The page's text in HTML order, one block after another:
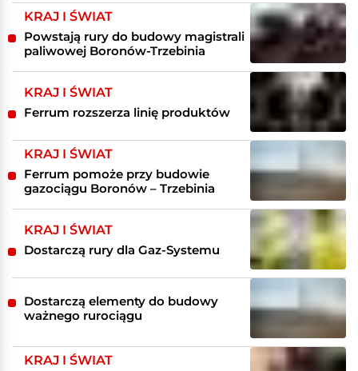
KRAJ I ŚWIAT
Powstają rury do budowy magistrali
paliwowej Boronów-Trzebinia
KRAJ I ŚWIAT
Ferrum rozszerza linię produktów
KRAJ I ŚWIAT
Ferrum pomoże przy budowie
gazociągu Boronów – Trzebinia
KRAJ I ŚWIAT
Dostarczą rury dla Gaz-Systemu
Dostarczą elementy do budowy
ważnego rurociągu
KRAJ I ŚWIAT